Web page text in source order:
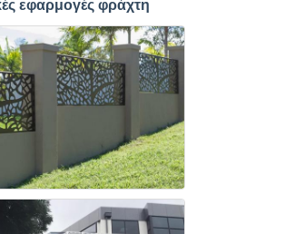
εφαρμογές φράχτη